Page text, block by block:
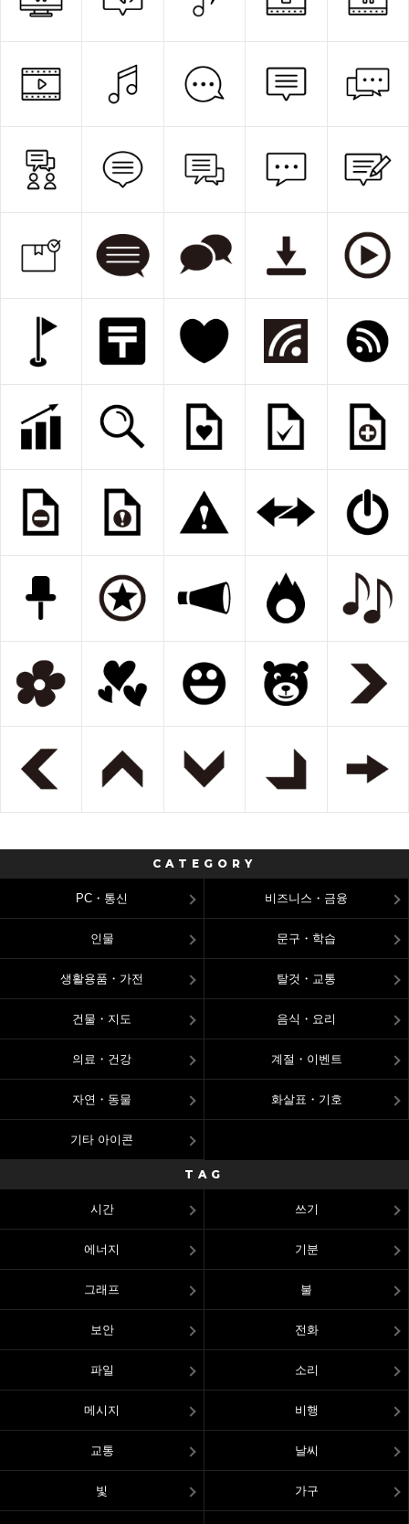
CATEGORY
PC・통신 비즈니스・금융
인물 문구・학습
생활용품・가전 탈것・교통
건물・지도 음식・요리
의료・건강 계절・이벤트
자연・동물 화살표・기호
기타 아이콘
TAG
시간 쓰기
에너지 기분
그래프 불
보안 전화
파일 소리
메시지 비행
교통 날씨
빛 가구